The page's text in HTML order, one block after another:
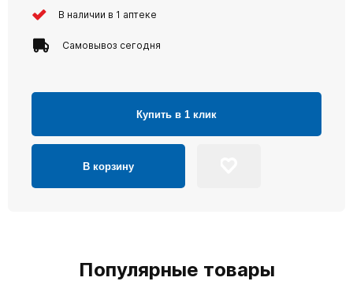
В наличии в 1 аптеке
Самовывоз сегодня
Купить в 1 клик
В корзину
Популярные товары